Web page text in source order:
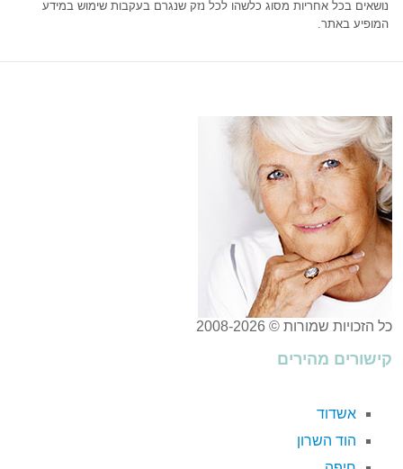
נושאים בכל אחריות מסוג כלשהו לכל נזק שנגרם בעקבות שימוש במידע
המופיע באתר.
כל הזכויות שמורות © 2008-2026
קישורים מהירים
אשדוד
הוד השרון